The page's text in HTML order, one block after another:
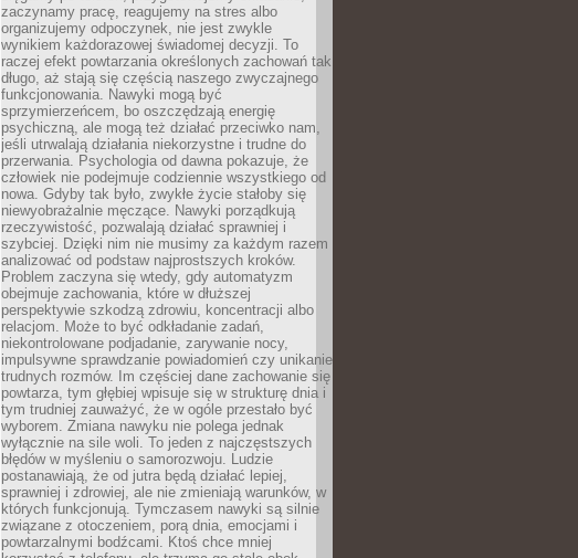
zaczynamy pracę, reagujemy na stres albo
organizujemy odpoczynek, nie jest zwykle
wynikiem każdorazowej świadomej decyzji. To
raczej efekt powtarzania określonych zachowań tak
długo, aż stają się częścią naszego zwyczajnego
funkcjonowania. Nawyki mogą być
sprzymierzeńcem, bo oszczędzają energię
psychiczną, ale mogą też działać przeciwko nam,
jeśli utrwalają działania niekorzystne i trudne do
przerwania. Psychologia od dawna pokazuje, że
człowiek nie podejmuje codziennie wszystkiego od
nowa. Gdyby tak było, zwykłe życie stałoby się
niewyobrażalnie męczące. Nawyki porządkują
rzeczywistość, pozwalają działać sprawniej i
szybciej. Dzięki nim nie musimy za każdym razem
analizować od podstaw najprostszych kroków.
Problem zaczyna się wtedy, gdy automatyzm
obejmuje zachowania, które w dłuższej
perspektywie szkodzą zdrowiu, koncentracji albo
relacjom. Może to być odkładanie zadań,
niekontrolowane podjadanie, zarywanie nocy,
impulsywne sprawdzanie powiadomień czy unikanie
trudnych rozmów. Im częściej dane zachowanie się
powtarza, tym głębiej wpisuje się w strukturę dnia i
tym trudniej zauważyć, że w ogóle przestało być
wyborem. Zmiana nawyku nie polega jednak
wyłącznie na sile woli. To jeden z najczęstszych
błędów w myśleniu o samorozwoju. Ludzie
postanawiają, że od jutra będą działać lepiej,
sprawniej i zdrowiej, ale nie zmieniają warunków, w
których funkcjonują. Tymczasem nawyki są silnie
związane z otoczeniem, porą dnia, emocjami i
powtarzalnymi bodźcami. Ktoś chce mniej